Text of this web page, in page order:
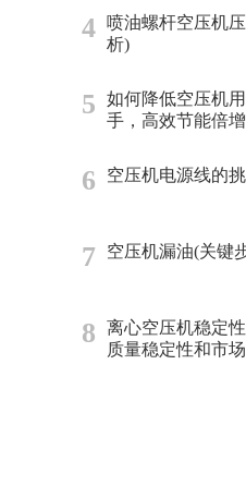
4
喷油螺杆空压机
析)
5
如何降低空压机
手，高效节能倍增
6 空压机电源线的
7 空压机漏油(关键
8
离心空压机稳定
质量稳定性和市